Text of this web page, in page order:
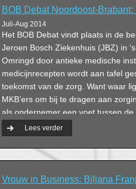
BOB Debat Noordoost-
Juli-Aug 2014
Het BOB Debat vindt plaats in de
Jeroen Bosch Ziekenhuis (JBZ) in
Omringd door antieke medische
medicijnrecepten wordt aan tafel
toekomst van de zorg. Want waar
MKB’ers om bij te dragen aan
als ondernemer een voet tussen de
van zorginstellingen?
Bert Damen gaat hierover met elf
gesprek.
Lees verder
Vrouw in Business: Biljana